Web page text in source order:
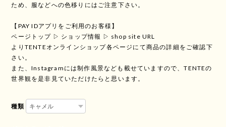
ため、服などへの色移りにはご注意下さい。
【PAY IDアプリをご利用のお客様】
ページトップ ▷ ショップ情報 ▷ shop site URL
よりTENTEオンラインショップ各ページにて商品の詳細をご確認下
さい。
また、Instagramには制作風景なども載せていますので、TENTEの
世界観を是非見ていただけたらと思います。
種類